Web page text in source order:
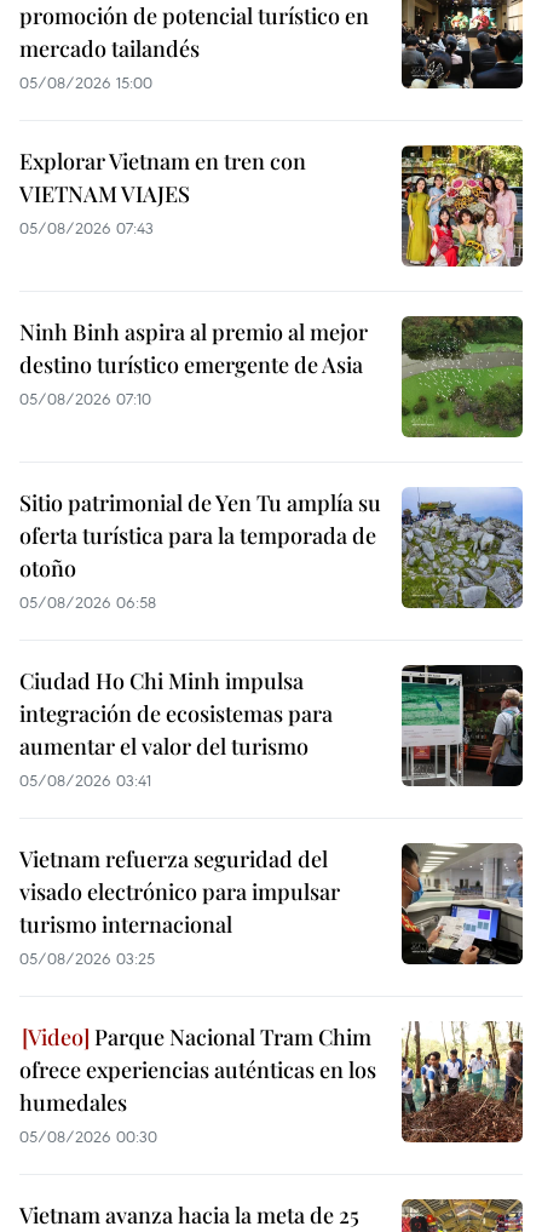
promoción de potencial turístico en
mercado tailandés
05/08/2026 15:00
Explorar Vietnam en tren con
VIETNAM VIAJES
05/08/2026 07:43
Ninh Binh aspira al premio al mejor
destino turístico emergente de Asia
05/08/2026 07:10
Sitio patrimonial de Yen Tu amplía su
oferta turística para la temporada de
otoño
05/08/2026 06:58
Ciudad Ho Chi Minh impulsa
integración de ecosistemas para
aumentar el valor del turismo
05/08/2026 03:41
Vietnam refuerza seguridad del
visado electrónico para impulsar
turismo internacional
05/08/2026 03:25
Parque Nacional Tram Chim
ofrece experiencias auténticas en los
humedales
05/08/2026 00:30
Vietnam avanza hacia la meta de 25